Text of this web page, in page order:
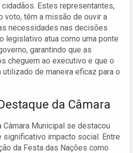
Estes representantes,
voto, têm a missão de ouvir a
necessidades nas decisões
legislativo atua como uma ponte
garantindo que as
cheguem ao executivo e que o
de maneira eficaz para o
da Câmara
Câmara Municipal se destacou
significativo impacto social. Entre
da Festa das Nações como